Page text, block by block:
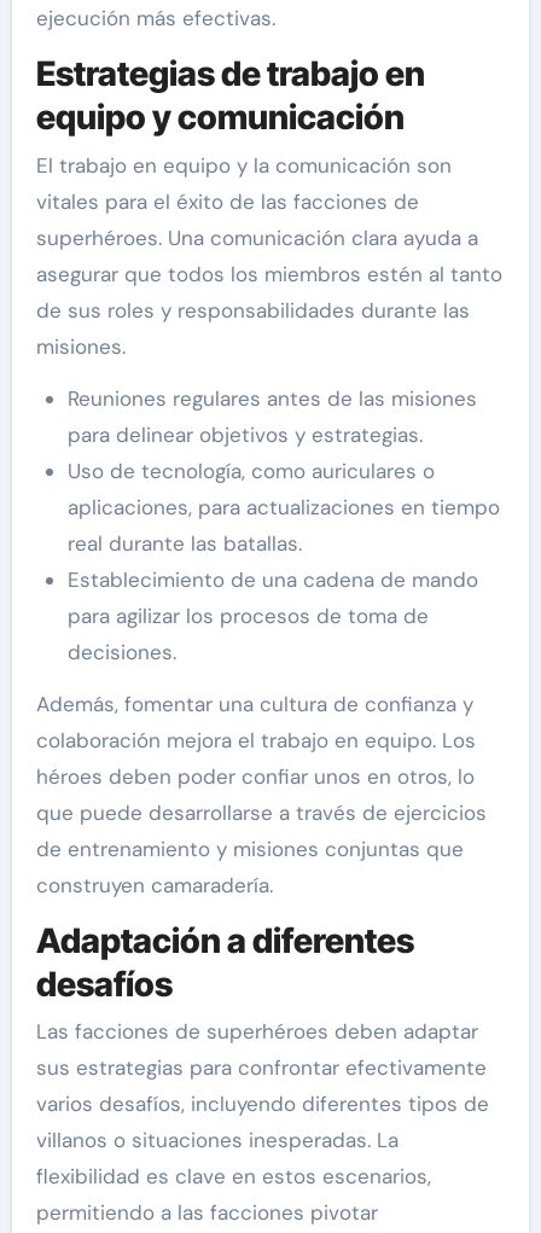
ejecución más efectivas.
Estrategias de trabajo en
equipo y comunicación
El trabajo en equipo y la comunicación son
vitales para el éxito de las facciones de
superhéroes. Una comunicación clara ayuda a
asegurar que todos los miembros estén al tanto
de sus roles y responsabilidades durante las
misiones.
Reuniones regulares antes de las misiones
para delinear objetivos y estrategias.
Uso de tecnología, como auriculares o
aplicaciones, para actualizaciones en tiempo
real durante las batallas.
Establecimiento de una cadena de mando
para agilizar los procesos de toma de
decisiones.
Además, fomentar una cultura de confianza y
colaboración mejora el trabajo en equipo. Los
héroes deben poder confiar unos en otros, lo
que puede desarrollarse a través de ejercicios
de entrenamiento y misiones conjuntas que
construyen camaradería.
Adaptación a diferentes
desafíos
Las facciones de superhéroes deben adaptar
sus estrategias para confrontar efectivamente
varios desafíos, incluyendo diferentes tipos de
villanos o situaciones inesperadas. La
flexibilidad es clave en estos escenarios,
permitiendo a las facciones pivotar